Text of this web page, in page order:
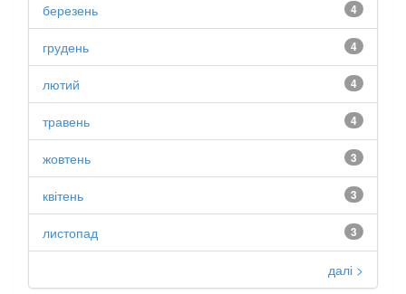
4
березень
4
грудень
4
лютий
4
травень
3
жовтень
3
квітень
3
листопад
далі >